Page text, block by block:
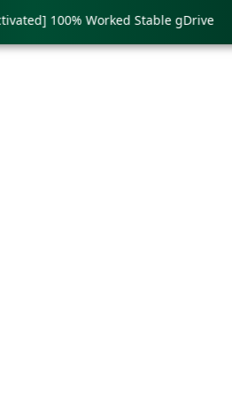
100% Worked Stable gDrive